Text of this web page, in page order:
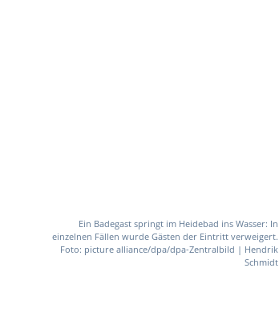
Ein Badegast springt im Heidebad ins Wasser: In
einzelnen Fällen wurde Gästen der Eintritt verweigert.
Foto: picture alliance/dpa/dpa-Zentralbild | Hendrik
Schmidt